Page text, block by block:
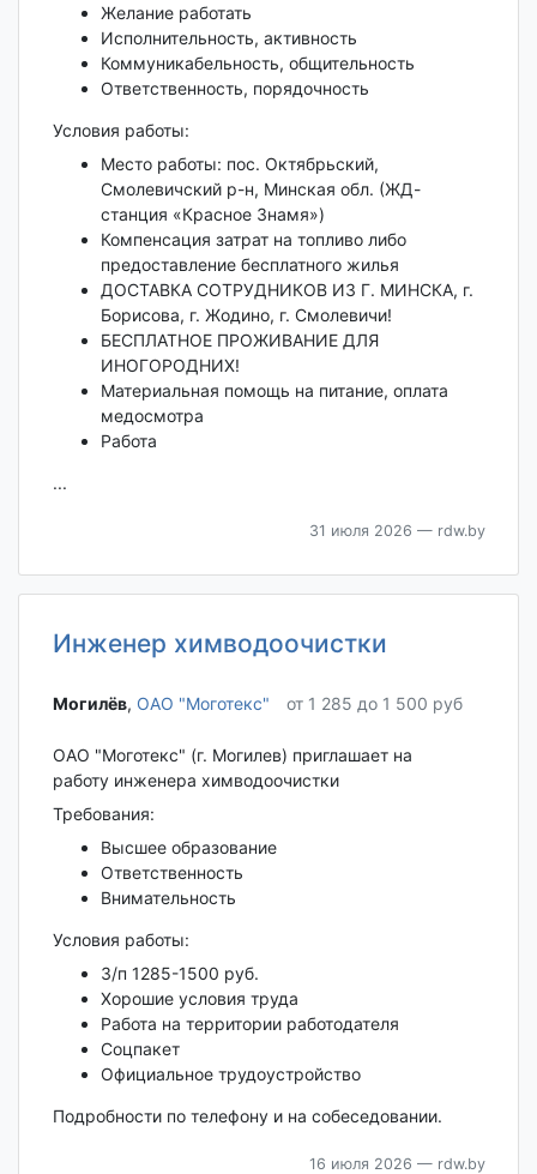
Желание работать
Исполнительность, активность
Коммуникабельность, общительность
Ответственность, порядочность
Условия работы:
Место работы: пос. Октябрьский,
Смолевичский р-н, Минская обл. (ЖД-
станция «Красное Знамя»)
Компенсация затрат на топливо либо
предоставление бесплатного жилья
ДОСТАВКА СОТРУДНИКОВ ИЗ Г. МИНСКА, г.
Борисова, г. Жодино, г. Смолевичи!
БЕСПЛАТНОЕ ПРОЖИВАНИЕ ДЛЯ
ИНОГОРОДНИХ!
Материальная помощь на питание, оплата
медосмотра
Работа
...
31 июля 2026 — rdw.by
Инженер химводоочистки
Могилёв‎, ОАО "Моготекс" от 1 285 до 1 500 руб
ОАО "Моготекс" (г. Могилев) приглашает на
работу инженера химводоочистки
Требования:
Высшее образование
Ответственность
Внимательность
Условия работы:
З/п 1285-1500 руб.
Хорошие условия труда
Работа на территории работодателя
Соцпакет
Официальное трудоустройство
Подробности по телефону и на собеседовании.
16 июля 2026 — rdw.by